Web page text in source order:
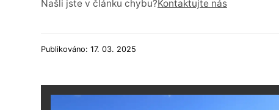
Našli jste v článku chybu?Kontaktujte nás
Publikováno: 17. 03. 2025